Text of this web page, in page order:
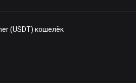
(USDT) кошелёк